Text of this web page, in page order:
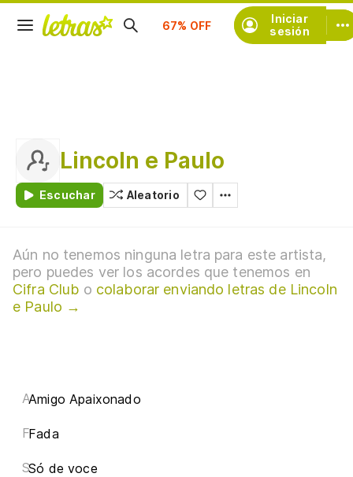
Iniciar
sesión
Suscríbete
Lincoln e Paulo
Escuchar Aleatorio
Aún no tenemos ninguna letra para este artista,
pero puedes ver los acordes que tenemos en
Cifra Club o colaborar enviando letras de Lincoln
e Paulo →
AAmigo Apaixonado
FFada
SSó de voce